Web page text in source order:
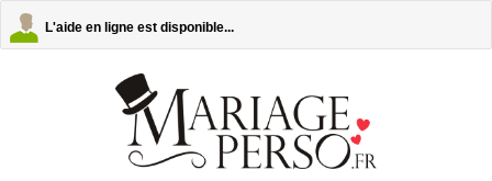
L'aide en ligne est disponible...